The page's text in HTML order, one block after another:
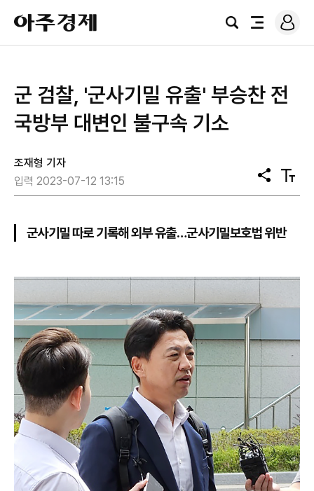
아
주
경
검
전
로
그
​군 검찰, '군사기밀 유출' 부승찬 전
국방부 대변인 불구속 기소
조재형 기자
입력 2023-07-12 13:15
공
유
텍
스
군사기밀 따로 기록해 외부 유출…군사기밀보호법 위반